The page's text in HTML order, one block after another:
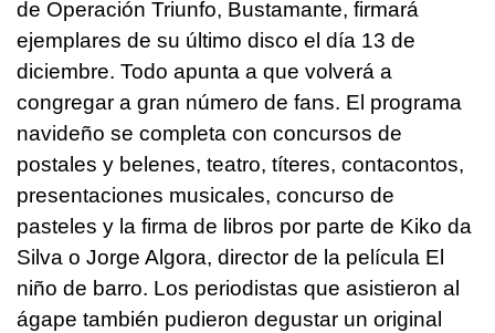
de Operación Triunfo, Bustamante, firmará
ejemplares de su último disco el día 13 de
diciembre. Todo apunta a que volverá a
congregar a gran número de fans. El programa
navideño se completa con concursos de
postales y belenes, teatro, títeres, contacontos,
presentaciones musicales, concurso de
pasteles y la firma de libros por parte de Kiko da
Silva o Jorge Algora, director de la película El
niño de barro. Los periodistas que asistieron al
ágape también pudieron degustar un original